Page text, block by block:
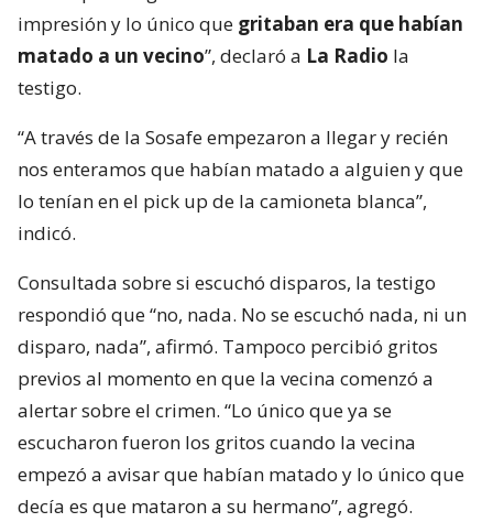
impresión y lo único que gritaban era que habían
matado a un vecino”, declaró a La Radio la
testigo.
“A través de la Sosafe empezaron a llegar y recién
nos enteramos que habían matado a alguien y que
lo tenían en el pick up de la camioneta blanca”,
indicó.
Consultada sobre si escuchó disparos, la testigo
respondió que “no, nada. No se escuchó nada, ni un
disparo, nada”, afirmó. Tampoco percibió gritos
previos al momento en que la vecina comenzó a
alertar sobre el crimen. “Lo único que ya se
escucharon fueron los gritos cuando la vecina
empezó a avisar que habían matado y lo único que
decía es que mataron a su hermano”, agregó.